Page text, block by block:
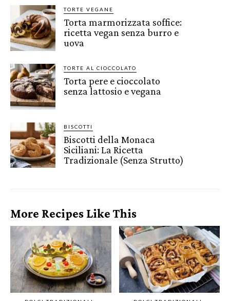
TORTE VEGANE
Torta marmorizzata soffice:
ricetta vegan senza burro e
uova
TORTE AL CIOCCOLATO
Torta pere e cioccolato
senza lattosio e vegana
BISCOTTI
Biscotti della Monaca
Siciliani: La Ricetta
Tradizionale (Senza Strutto)
More Recipes Like This